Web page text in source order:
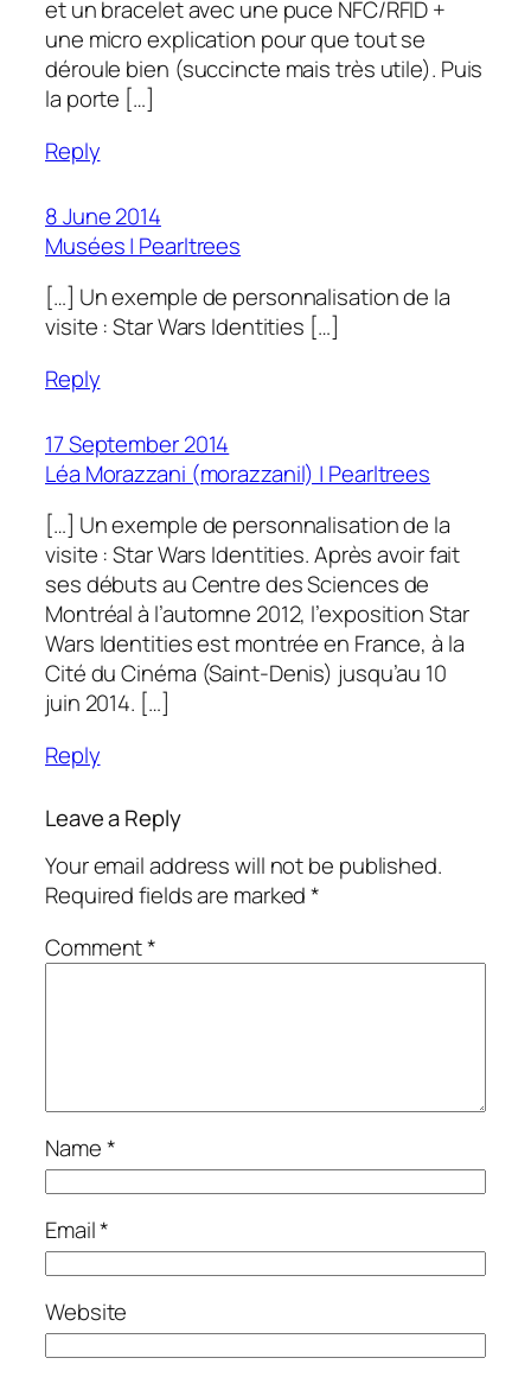
et un bracelet avec une puce NFC/RFID +
une micro explication pour que tout se
déroule bien (succincte mais très utile). Puis
la porte […]
Reply
8 June 2014
Musées | Pearltrees
[…] Un exemple de personnalisation de la
visite : Star Wars Identities […]
Reply
17 September 2014
Léa Morazzani (morazzanil) | Pearltrees
[…] Un exemple de personnalisation de la
visite : Star Wars Identities. Après avoir fait
ses débuts au Centre des Sciences de
Montréal à l’automne 2012, l’exposition Star
Wars Identities est montrée en France, à la
Cité du Cinéma (Saint-Denis) jusqu’au 10
juin 2014. […]
Reply
Leave a Reply
Your email address will not be published.
Required fields are marked*
Comment*
Name*
Email*
Website